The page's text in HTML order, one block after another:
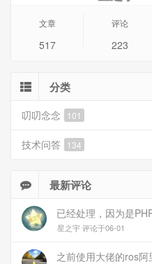
文章
517
评论
223
分类
叨叨念念 101
技术问答 134
最新评论
星之宇 评论于06-01